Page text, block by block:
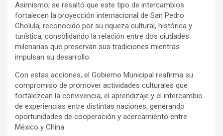
Asimismo, se resaltó que este tipo de intercambios
fortalecen la proyección internacional de San Pedro
Cholula, reconocido por su riqueza cultural, histórica y
turística, consolidando la relación entre dos ciudades
milenarias que preservan sus tradiciones mientras
impulsan su desarrollo.
Con estas acciones, el Gobierno Municipal reafirma su
compromiso de promover actividades culturales que
fortalezcan la convivencia, el aprendizaje y el intercambio
de experiencias entre distintas naciones, generando
oportunidades de cooperación y acercamiento entre
México y China.